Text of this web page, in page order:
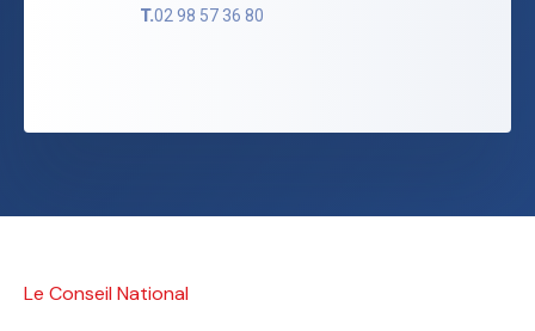
T.02 98 57 36 80
Le Conseil National